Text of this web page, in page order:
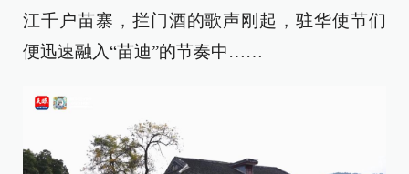
江千户苗寨，拦门酒的歌声刚起，驻华使节们
便迅速融入“苗迪”的节奏中……